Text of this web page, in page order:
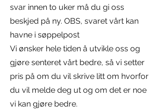
svar innen to uker må du gi oss
beskjed på ny. OBS, svaret vårt kan
havne i søppelpost
Vi ønsker hele tiden å utvikle oss og
gjøre senteret vårt bedre, så vi setter
pris på om du vil skrive litt om hvorfor
du vil melde deg ut og om det er noe
vi kan gjøre bedre.